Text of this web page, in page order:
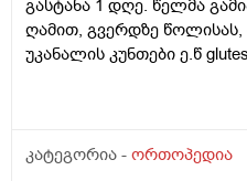
მალთაშორისი ნაპრალი
ხერხემლის სვეტის
ხილული ტრავმული და
გასტანა 1 დღე. წელმა
ღამით, გვერდზე წოლისას,
უკანალის კუნთები ე.წ
დისკომფორტი დილაობით
სიარულისას არ მტკივა.
კატეგორია - ორთოპედია